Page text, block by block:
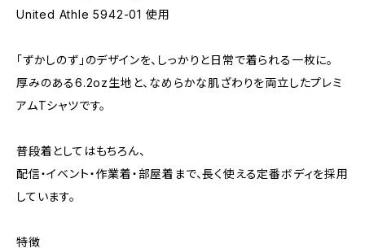
United Athle 5942-01 使用
「ずかしのず」のデザインを、しっかりと日常で着られる一枚に。
厚みのある6.2oz生地と、なめらかな肌ざわりを両立したプレミ
アムTシャツです。
普段着としてはもちろん、
配信・イベント・作業着・部屋着まで、長く使える定番ボディを採用
しています。
特徴